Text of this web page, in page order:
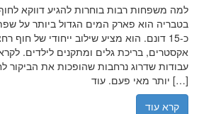
למה משפחות רבות בוחרות להגיע דווקא
בטבריה הוא פארק המים הגדול ביותר על
כ-15 דונם. הוא מציע שילוב ייחודי של
עבודות שדרוג נרחבות שהופכות את הביקור
יותר מאי פעם. עוד […]
קרא עוד